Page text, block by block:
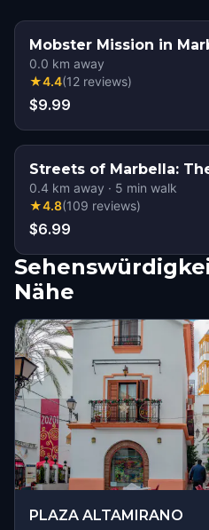
Mobster Mission in
0.0 km away
★4.4(12 reviews)
$9.99
Streets of Marbella:
0.4 km away · 5 min walk
★4.8(109 reviews)
$6.99
Nähe
PLAZA ALTAMIRANO